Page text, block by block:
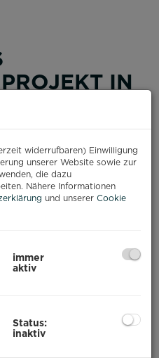
IN
vonPaje, einem der
Sansibars.
entsteht hier ein
widerrufbaren) Einwilligung
unserer Website sowie zur
die dazu
Nähere Informationen
und unserer Cookie
immer
aktiv
Status:
inaktiv